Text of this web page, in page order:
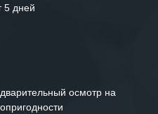
5 дней
осмотр на